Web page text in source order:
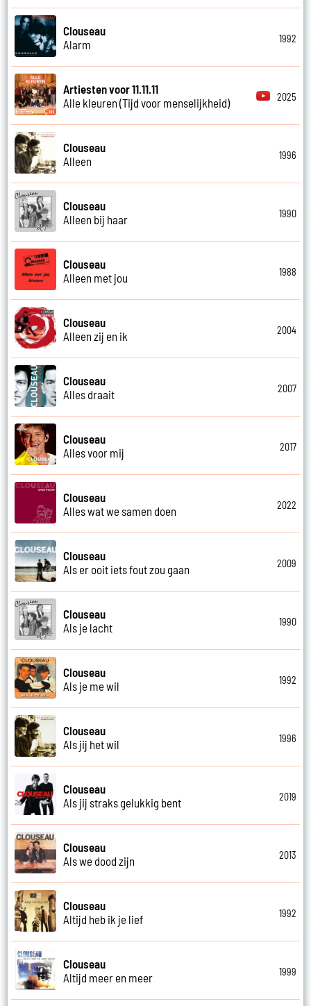
Clouseau
Alarm
1992
Artiesten voor 11.11.11
Alle kleuren (Tijd voor menselijkheid)
2025
Clouseau
Alleen
1996
Clouseau
Alleen bij haar
1990
Clouseau
Alleen met jou
1988
Clouseau
Alleen zij en ik
2004
Clouseau
Alles draait
2007
Clouseau
Alles voor mij
2017
Clouseau
Alles wat we samen doen
2022
Clouseau
Als er ooit iets fout zou gaan
2009
Clouseau
Als je lacht
1990
Clouseau
Als je me wil
1992
Clouseau
Als jij het wil
1996
Clouseau
Als jij straks gelukkig bent
2019
Clouseau
Als we dood zijn
2013
Clouseau
Altijd heb ik je lief
1992
Clouseau
Altijd meer en meer
1999